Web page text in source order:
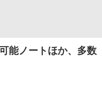
能ノートほか、多数